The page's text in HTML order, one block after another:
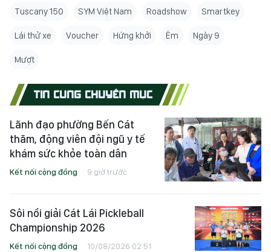
Tuscany 150 SYM Việt Nam Roadshow Smartkey
Lái thử xe Voucher Hứng khởi Êm Ngày 9
Mượt
TIN CÙNG CHUYÊN MỤC
Lãnh đạo phường Bến Cát
thăm, động viên đội ngũ y tế
khám sức khỏe toàn dân
Kết nối cộng đồng 9 giờ trước
Sôi nổi giải Cát Lái Pickleball
Championship 2026
Kết nối cộng đồng 10/08/2026 02:51